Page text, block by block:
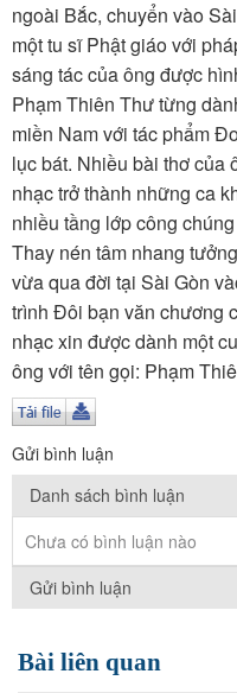
Thiếu nhi
Kết nối VOV6
TÌM KIẾM
Vận hành bởi QI Corp
ngoài Bắc, chuyển vào
một tu sĩ Phật giáo với
sáng tác của ông được
Phạm Thiên Thư từng
miền Nam với tác phẩm
lục bát. Nhiều bài thơ của
nhạc trở thành những ca
nhiều tầng lớp công
Thay nén tâm nhang
vừa qua đời tại Sài Gòn
trình Đôi bạn văn chương
nhạc xin được dành một
ông với tên gọi: Phạm
Gửi bình luận
Danh sách bình luận
Chưa có bình luận nào
Gửi bình luận
Bài liên quan